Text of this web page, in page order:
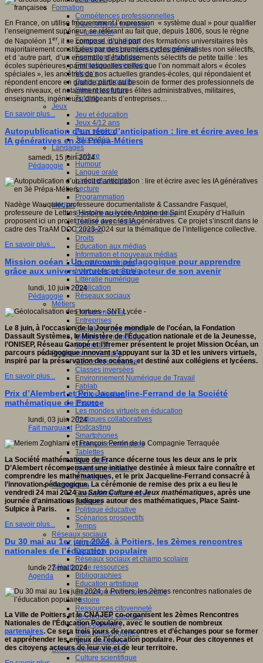
Formation
Compétences professionnelles
Dispositifs de formation
E- formation
Enjeux et évolutions
Enseignement supérieur et numérique
Formations hybrides
Formation universitaire
Mooc’s
Outils collaboratifs
Sites ressources
Tutorat
Jeux
Jeu et éducation
Jeux 4/12 ans
Jeux sérieux
Jeux vidéo
Langages
Ecriture
Humour
Langue orale
Langues vivantes
Lecture
Programmation
Médias
Compétences informationnelles
Culture des médias
Curation
Droits
Education aux médias
Information et nouveaux médias
Identité numérique
Internet responsable
Littératie numérique
Publication
Réseaux sociaux
Métiers
Entrepreneuriat
Entreprises
Evolutions des métiers
Métiers du numérique
Orientation
Pratiques numériques
Cartes heuristiques
Classes inversées
Environnement Numérique de Travail
Fablab
Géolocalisation
Images
Les mondes virtuels en éducation
Pratiques collaboratives
Podcasting
Smartphones
Tableaux numériques
Tablettes
Web radio
Webdocumentaire
eTwinning
Prospective
Ecosystème numérique
Espaces
Politique éducative
Scénarios prospectifs
Temps
Réseaux sociaux
Algorithme
Données
Réseaux sociaux et champ scolaire
Sélection de ressources
Bibliographies
Education artistique
Education environnementale
Histoire
Ressources citoyenneté
Ressources sciences
Sites éducatifs
Sites pédagogiques
Sites ressources
Sciences et techniques
Culture scientifique
En France, on utilise fréquemment l’expression « système dual » pour qualifier
l’enseignement supérieur, se référant au fait que, depuis 1806, sous le règne
de Napoléon 1er, il se compose d’une part des formations universitaires très
majoritairement constituées par des premiers cycles généralistes non sélectifs,
et d ‘autre part, d’un ensemble d’établissements sélectifs de petite taille : les
écoles supérieures, parmi lesquelles celles que l’on nommait alors « écoles
spéciales », les ancêtres de nos actuelles grandes-écoles, qui répondaient et
répondent encore en grande partie au besoin de former des professionnels de
divers niveaux, et notamment les futures élites administratives, militaires,
enseignants, ingénieurs, dirigeants d’entreprises…
En savoir plus...
Autopublication d’un récit d’anticipation : lire et écrire avec les
IA génératives en 3è Prépa-Métiers
samedi, 15 juin 2024
Pédagogie
Nadège Wauquier, professeure documentaliste & Cassandre Fasquel,
professeure de Lettres-Histoire au lycée Antoine de Saint Exupéry d’Halluin
proposent ici un projet réalisé avec les IA génératives. Ce projet s’inscrit dans le
cadre des TraAM DOC 2023-2024 sur la thématique de l’intelligence collective.
En savoir plus...
Mission océan : Un parcours pédagogique pour apprendre
grâce aux univers virtuels et être acteur de son avenir
lundi, 10 juin 2024
Pédagogie
Le 8 juin, à l’occasion de la Journée mondiale de l’océan, la Fondation
Dassault Systèmes, le Ministère de l’Éducation nationale et de la Jeunesse,
l’ONISEP, Réseau Canopé et l’Ifremer présentent le projet Mission Océan, un
parcours pédagogique innovant s’appuyant sur la 3D et les univers virtuels,
inspiré par la préservation des océans, et destiné aux collégiens et lycéens.
En savoir plus...
Prix d’Alembert et Prix Jacqueline-Ferrand de la Société
mathématique de France
lundi, 03 juin 2024
Fait marquant
La Société mathématique de France décerne tous les deux ans le prix
D’Alembert récompensant une initiative destinée à mieux faire connaître et
comprendre les mathématiques, et le prix Jacqueline-Ferrand consacré à
l’innovation pédagogique. La cérémonie de remise des prix a eu lieu le
vendredi 24 mai 2024 auSalon Culture et Jeux mathématiques, après une
journée d’animations ludiques autour des mathématiques, Place Saint-
Sulpice à Paris.
En savoir plus...
Du 30 mai au 1er juin 2024, à Poitiers, les 2èmes rencontres
nationales de l’éducation populaire
lundi, 27 mai 2024
Agenda
La Ville de Poitiers et le CNAJEP co-organisent les 2èmes Rencontres
Nationales de l’Éducation Populaire, avec le soutien de nombreux
partenaires. Ce sera trois jours de rencontres et d’échanges pour se former
et appréhender les enjeux de l’éducation populaire. Pour des citoyennes et
des citoyens acteurs de leur vie et de leur territoire.